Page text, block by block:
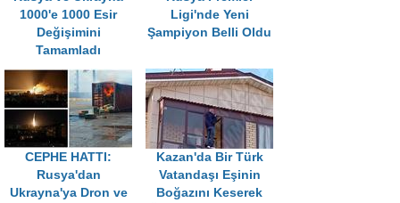
1000'e 1000 Esir
Değişimini
Tamamladı
Ligi'nde Yeni
Şampiyon Belli Oldu
CEPHE HATTI:
Rusya'dan
Ukrayna'ya Dron ve
Kazan'da Bir Türk
Vatandaşı Eşinin
Boğazını Keserek